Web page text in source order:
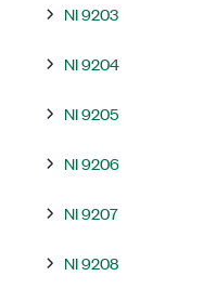
NI 9203
NI 9204
NI 9205
NI 9206
NI 9207
NI 9208